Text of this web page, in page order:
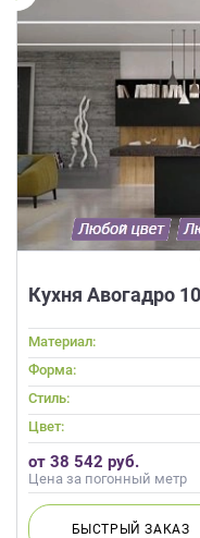
Кухня Авогадро 10
Материал:
Форма:
Стиль:
Цвет:
от 38 542 руб.
Цена за погонный метр
БЫСТРЫЙЗАКАЗ